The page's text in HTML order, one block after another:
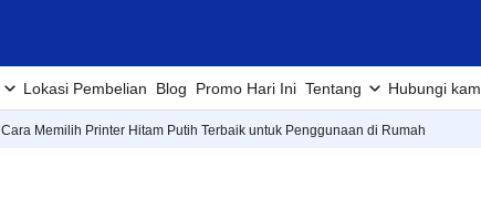
Lokasi Pembelian Blog Promo Hari Ini Tentang Hubungi
Cara Memilih Printer Hitam Putih Terbaik untuk Penggunaan di Rumah